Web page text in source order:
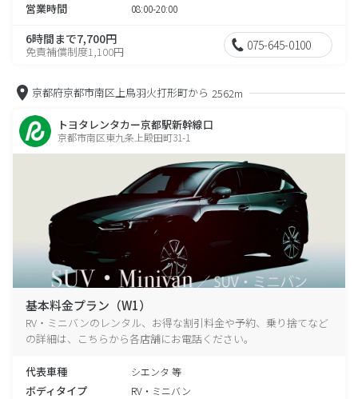
営業時間 08:00-20:00
6時間まで7,700円
免責補償制度1,100円 075-645-0100
京都府京都市南区上鳥羽火打形町から 2562m
トヨタレンタカー京都駅新幹線口
京都市南区東九条上殿田町31-1
基本料金プラン（W1）
RV・ミニバンのレンタル、お得な割引料金や予約、乗り捨てなど
の詳細は、こちらから各店舗にお電話ください。
代表車種 シエンタ 等
ボディタイプ RV・ミニバン